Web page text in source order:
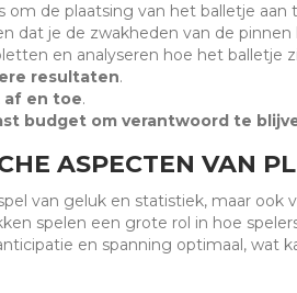
om de plaatsing van het balletje aan
dat je de zwakheden van de
en analyseren hoe het balletje
resultaten.
af en toe.
budget om verantwoord te
ASPECTEN VAN
van geluk en statistiek, maar ook
spelen een grote rol in hoe
en spanning optimaal, wat